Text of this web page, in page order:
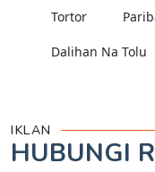
Tortor
Dalihan Na Tolu
IKLAN
HUBUNGI